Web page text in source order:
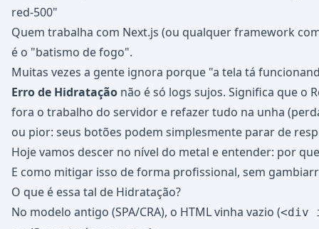
red-500"
Quem trabalha com Next.js (ou qualquer framework com
é o "batismo de fogo".
Muitas vezes a gente ignora porque "a tela tá
Erro de Hidratação não é só logs sujos. Significa que o
fora o trabalho do servidor e refazer tudo na unha
ou pior: seus botões podem simplesmente parar de
Hoje vamos descer no nível do metal e entender: por
E como mitigar isso de forma profissional, sem
O que é essa tal de Hidratação?
No modelo antigo (SPA/CRA), o HTML vinha vazio (<div